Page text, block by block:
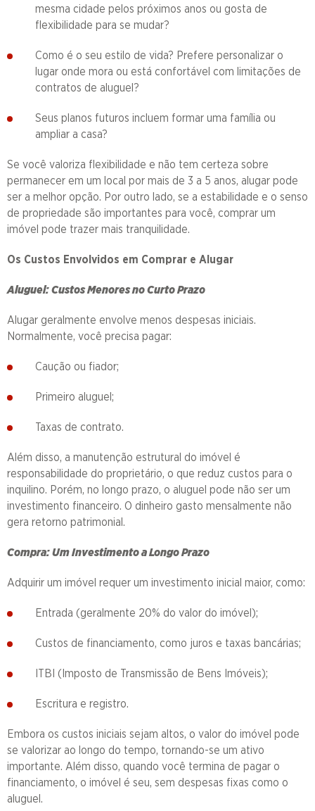
mesma cidade pelos próximos anos ou gosta de
flexibilidade para se mudar?
Como é o seu estilo de vida? Prefere personalizar o
lugar onde mora ou está confortável com limitações de
contratos de aluguel?
Seus planos futuros incluem formar uma família ou
ampliar a casa?
Se você valoriza flexibilidade e não tem certeza sobre
permanecer em um local por mais de 3 a 5 anos, alugar pode
ser a melhor opção. Por outro lado, se a estabilidade e o senso
de propriedade são importantes para você, comprar um
imóvel pode trazer mais tranquilidade.
Os Custos Envolvidos em Comprar e Alugar
Aluguel: Custos Menores no Curto Prazo
Alugar geralmente envolve menos despesas iniciais.
Normalmente, você precisa pagar:
Caução ou fiador;
Primeiro aluguel;
Taxas de contrato.
Além disso, a manutenção estrutural do imóvel é
responsabilidade do proprietário, o que reduz custos para o
inquilino. Porém, no longo prazo, o aluguel pode não ser um
investimento financeiro. O dinheiro gasto mensalmente não
gera retorno patrimonial.
Compra: Um Investimento a Longo Prazo
Adquirir um imóvel requer um investimento inicial maior, como:
Entrada (geralmente 20% do valor do imóvel);
Custos de financiamento, como juros e taxas bancárias;
ITBI (Imposto de Transmissão de Bens Imóveis);
Escritura e registro.
Embora os custos iniciais sejam altos, o valor do imóvel pode
se valorizar ao longo do tempo, tornando-se um ativo
importante. Além disso, quando você termina de pagar o
financiamento, o imóvel é seu, sem despesas fixas como o
aluguel.